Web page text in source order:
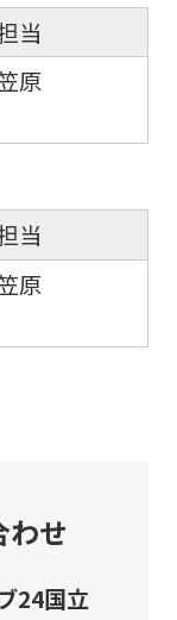
当
原
当
原
わせ
24国立